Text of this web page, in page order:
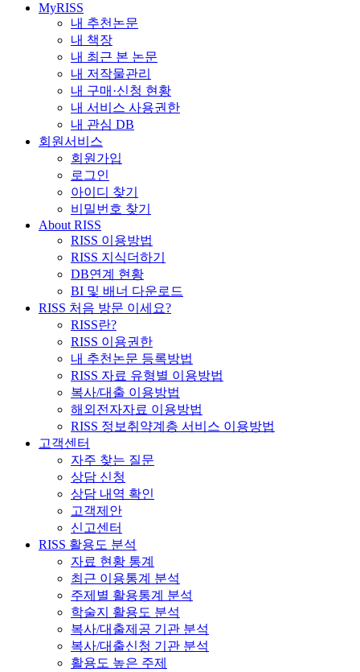
MyRISS
내 추천논문
내 책장
내 최근 본 논문
내 저작물관리
내 구매·신청 현황
내 서비스 사용권한
내 관심 DB
회원서비스
회원가입
로그인
아이디 찾기
비밀번호 찾기
About RISS
RISS 이용방법
RISS 지식더하기
DB연계 현황
BI 및 배너 다운로드
RISS 처음 방문 이세요?
RISS란?
RISS 이용권한
내 추천논문 등록방법
RISS 자료 유형별 이용방법
복사/대출 이용방법
해외전자자료 이용방법
RISS 정보취약계층 서비스 이용방법
고객센터
자주 찾는 질문
상담 신청
상담 내역 확인
고객제안
신고센터
RISS 활용도 분석
자료 현황 통계
최근 이용통계 분석
주제별 활용통계 분석
학술지 활용도 분석
복사/대출제공 기관 분석
복사/대출신청 기관 분석
활용도 높은 주제